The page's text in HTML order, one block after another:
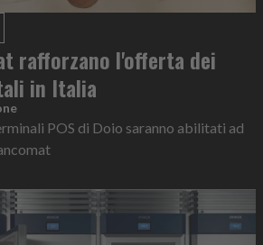
rafforzano l'offerta dei
in Italia
POS di Doio saranno abilitati ad